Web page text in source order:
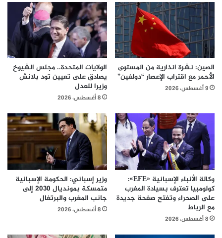
الصين: نشرة انذارية من المستوى
الأحمر مع اقتراب الإعصار “دولفين”
9 أغسطس، 2026
الولايات المتحدة.. مجلس الشيوخ
يصادق على تعيين تود بلانش
وزيرا للعدل
8 أغسطس، 2026
وكالة الأنباء الإسبانية «EFE»:
كولومبيا تعترف بسيادة المغرب
على الصحراء وتفتح صفحة جديدة
مع الرباط
8 أغسطس، 2026
وزير إسباني: الحكومة الإسبانية
متمسكة بمونديال 2030 إلى
جانب المغرب والبرتغال
8 أغسطس، 2026